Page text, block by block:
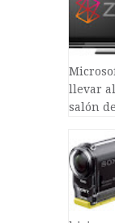
llevar
salón